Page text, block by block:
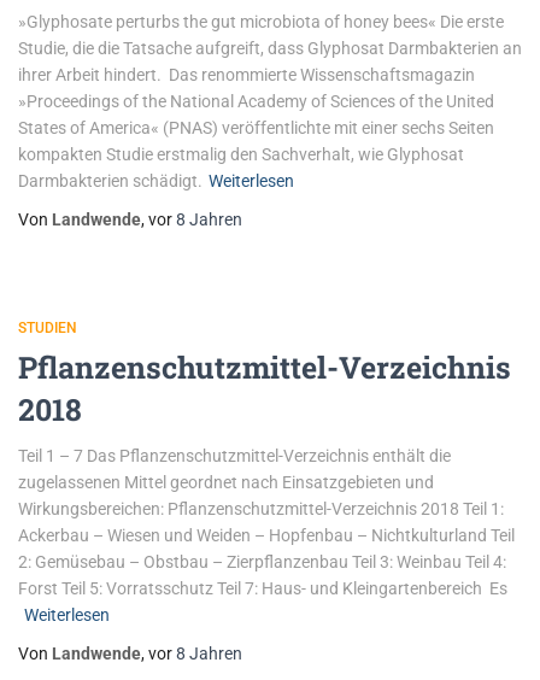
»Glyphosate perturbs the gut microbiota of honey bees« Die erste
Studie, die die Tatsache aufgreift, dass Glyphosat Darmbakterien an
ihrer Arbeit hindert. Das renommierte Wissenschaftsmagazin
»Proceedings of the National Academy of Sciences of the United
States of America« (PNAS) veröffentlichte mit einer sechs Seiten
kompakten Studie erstmalig den Sachverhalt, wie Glyphosat
Darmbakterien schädigt. Weiterlesen
Von Landwende, vor8 Jahren
STUDIEN
Pflanzenschutzmittel-Verzeichnis
2018
Teil 1 – 7 Das Pflanzenschutzmittel-Verzeichnis enthält die
zugelassenen Mittel geordnet nach Einsatzgebieten und
Wirkungsbereichen: Pflanzenschutzmittel-Verzeichnis 2018 Teil 1:
Ackerbau – Wiesen und Weiden – Hopfenbau – Nichtkulturland Teil
2: Gemüsebau – Obstbau – Zierpflanzenbau Teil 3: Weinbau Teil 4:
Forst Teil 5: Vorratsschutz Teil 7: Haus- und Kleingartenbereich Es
Weiterlesen
Von Landwende, vor8 Jahren